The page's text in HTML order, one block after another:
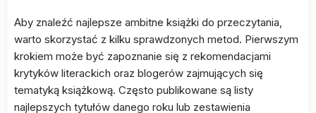
Aby znaleźć najlepsze ambitne książki do przeczytania,
warto skorzystać z kilku sprawdzonych metod. Pierwszym
krokiem może być zapoznanie się z rekomendacjami
krytyków literackich oraz blogerów zajmujących się
tematyką książkową. Często publikowane są listy
najlepszych tytułów danego roku lub zestawienia